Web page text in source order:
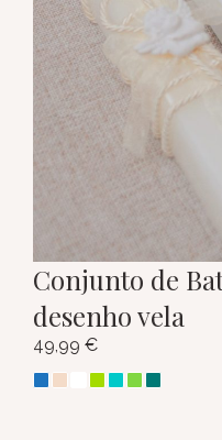
Conjunto de
desenho vela
49,99 €